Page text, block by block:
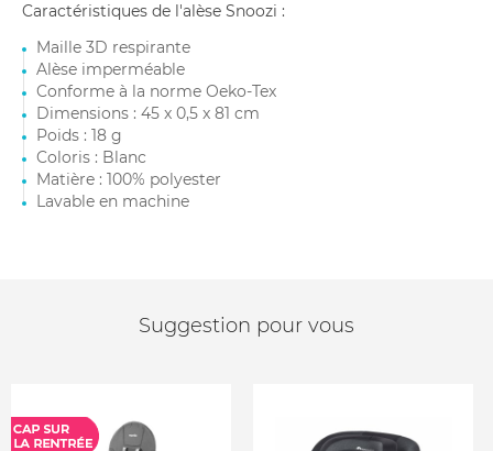
Caractéristiques de l'alèse Snoozi :
Maille 3D respirante
Alèse imperméable
Conforme à la norme Oeko-Tex
Dimensions : 45 x 0,5 x 81 cm
Poids : 18 g
Coloris : Blanc
Matière : 100% polyester
Lavable en machine
Suggestion pour vous